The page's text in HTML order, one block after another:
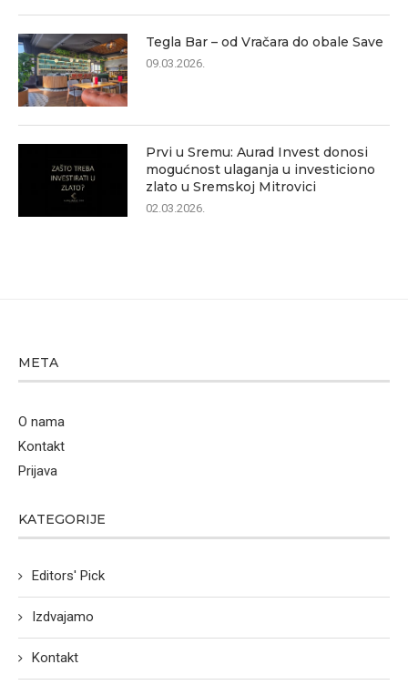
Tegla Bar – od Vračara do obale Save
09.03.2026.
Prvi u Sremu: Aurad Invest donosi
mogućnost ulaganja u investiciono
zlato u Sremskoj Mitrovici
02.03.2026.
META
O nama
Kontakt
Prijava
KATEGORIJE
Editors' Pick
Izdvajamo
Kontakt